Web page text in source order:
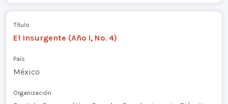
Título
El Insurgente (Año I, No. 4)
País
México
Organización